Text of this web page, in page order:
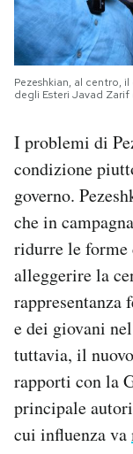
Pezeshkian, al centro,
degli Esteri Javad
I problemi di
condizione
governo.
che in
ridurre le forme
alleggerire la
e dei giovani
tuttavia, il
rapporti con la
principale
cui influenza va